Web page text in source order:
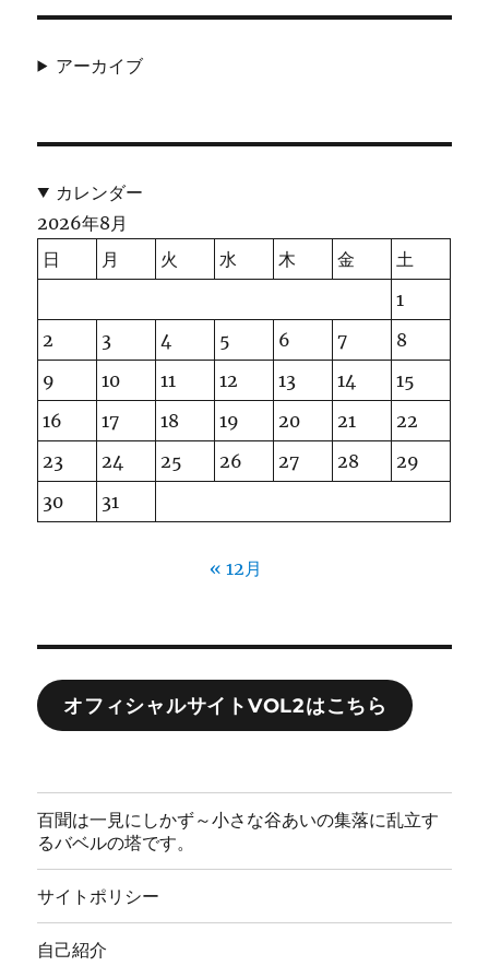
アーカイブ
カレンダー
2026年8月
日
月 火 水 木 金
土
1
2
3 4 5 6 7
8
9
10 11 12 13 14
15
16
17 18 19 20 21
22
23
24 25 26 27 28
29
30
31
« 12月
オフィシャルサイトVOL2はこちら
百聞は一見にしかず～小さな谷あいの集落に乱立す
るバベルの塔です。
サイトポリシー
自己紹介